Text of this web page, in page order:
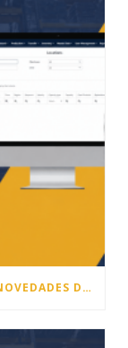
LISA WMS PARA SAP BUSINESS ONE – NOVEDADES DE LA VERSIÓN 26.2